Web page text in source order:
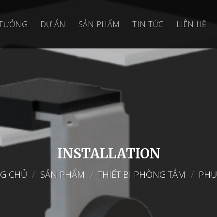
DỰ ÁN SẢN PHẨM TIN TỨC LIÊN HỆ
INSTALLATION
CHỦ / SẢN PHẨM / THIẾT BỊ PHÒNG TẮM /